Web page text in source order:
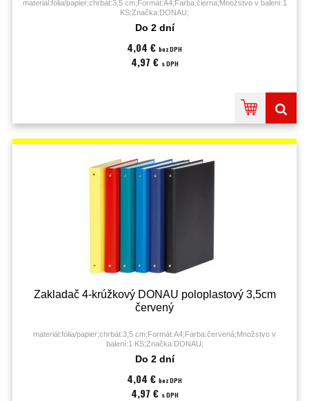
materiál:fólia/papier;chrbát:3,5 cm;Formát:A4;Farba:čierna;Množstvo v balení:1
KS;Značka:DONAU;
Do 2 dní
4,04 € bez DPH
4,97 € s DPH
Zakladač 4-krúžkový DONAU poloplastový 3,5cm
červený
materiál:fólia/papier;chrbát:3,5 cm;Formát:A4;Farba:červená;Množstvo v
balení:1 KS;Značka:DONAU;
Do 2 dní
4,04 € bez DPH
4,97 € s DPH